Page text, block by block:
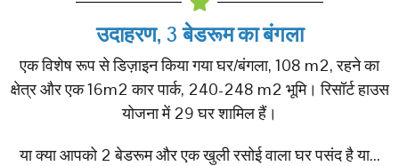
उदाहरण, 3 बेडरूम का बंगला
एक विशेष रूप से डिज़ाइन किया गया घर/बंगला, 108 m2, रहने का
क्षेत्र और एक 16m2 कार पार्क, 240-248 m2 भूमि। रिसॉर्ट हाउस
योजना में 29 घर शामिल हैं।
या क्या आपको 2 बेडरूम और एक खुली रसोई वाला घर पसंद है या...